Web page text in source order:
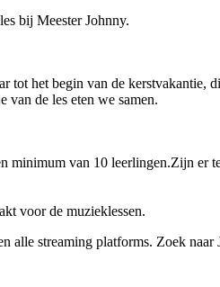
bij Meester Johnny.
het begin van de kerstvakantie,
van de les eten we samen.
minimum van 10 leerlingen.Zijn er
voor de muzieklessen.
alle streaming platforms. Zoek